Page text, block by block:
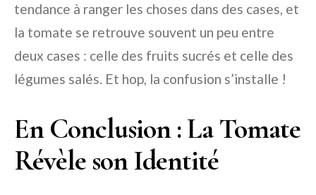
tendance à ranger les choses dans des cases, et
la tomate se retrouve souvent un peu entre
deux cases : celle des fruits sucrés et celle des
légumes salés. Et hop, la confusion s’installe !
En Conclusion : La Tomate
Révèle son Identité